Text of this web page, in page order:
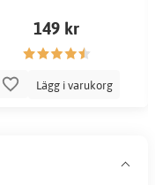
149 kr
Lägg i varukorg